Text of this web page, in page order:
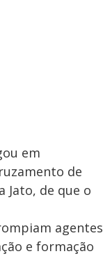
em
de
Jato, de que o
agentes
e formação